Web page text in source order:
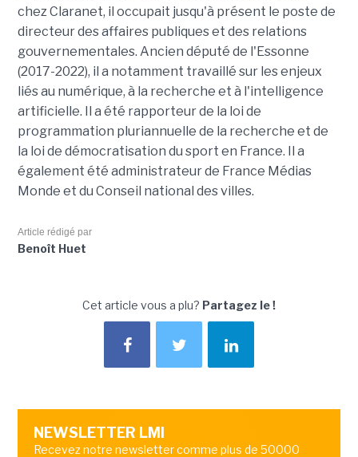
chez Claranet, il occupait jusqu'à présent le poste de
directeur des affaires publiques et des relations
gouvernementales. Ancien député de l'Essonne
(2017-2022), il a notamment travaillé sur les enjeux
liés au numérique, à la recherche et à l'intelligence
artificielle. Il a été rapporteur de la loi de
programmation pluriannuelle de la recherche et de
la loi de démocratisation du sport en France. Il a
également été administrateur de France Médias
Monde et du Conseil national des villes.
Article rédigé par
Benoît Huet
Cet article vous a plu? Partagez le !
NEWSLETTER LMI
Recevez notre newsletter comme plus de 50000